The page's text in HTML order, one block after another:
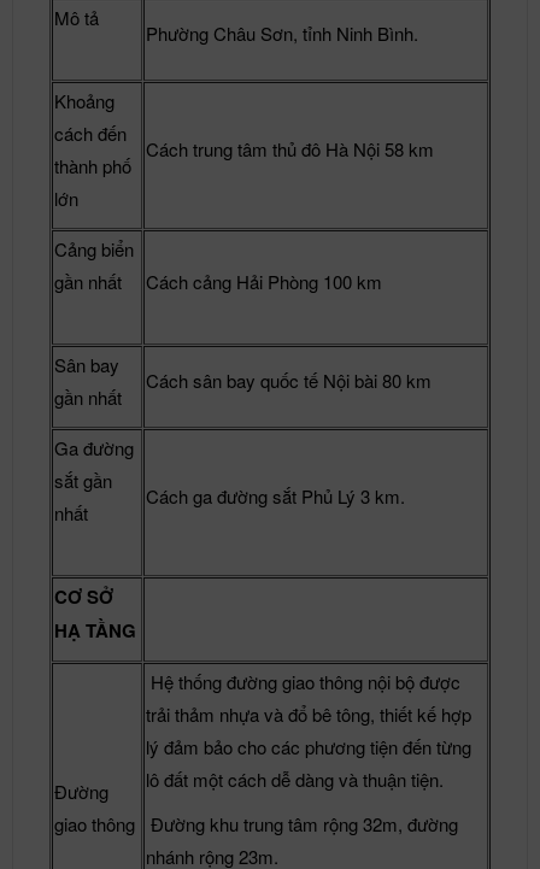
Mô tả
Phường Châu Sơn, tỉnh Ninh Bình.
Khoảng
cách đến
thành phố
lớn
Cách trung tâm thủ đô Hà Nội 58 km
Cảng biển
gần nhất
Cách cảng Hải Phòng 100 km
Sân bay
gần nhất
Cách sân bay quốc tế Nội bài 80 km
Ga đường
sắt gần
nhất
Cách ga đường sắt Phủ Lý 3 km.
CƠ SỞ
HẠ TẦNG
Đường
giao thông
Hệ thống đường giao thông nội bộ được
trải thảm nhựa và đổ bê tông, thiết kế hợp
lý đảm bảo cho các phương tiện đến từng
lô đất một cách dễ dàng và thuận tiện.
Đường khu trung tâm rộng 32m, đường
nhánh rộng 23m.